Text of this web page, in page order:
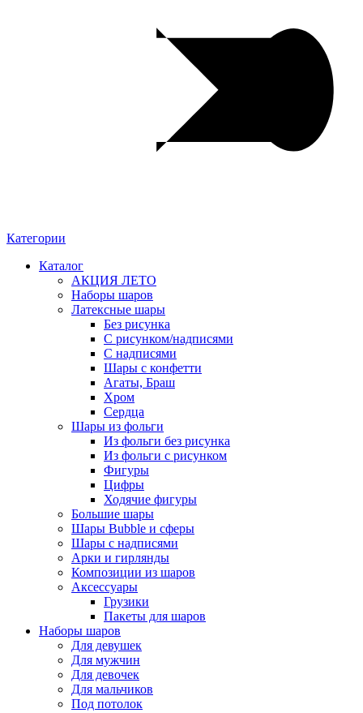
Категории
Каталог
АКЦИЯ ЛЕТО
Наборы шаров
Латексные шары
Без рисунка
С рисунком/надписями
С надписями
Шары с конфетти
Агаты, Браш
Хром
Сердца
Шары из фольги
Из фольги без рисунка
Из фольги с рисунком
Фигуры
Цифры
Ходячие фигуры
Большие шары
Шары Bubble и сферы
Шары с надписями
Арки и гирлянды
Композиции из шаров
Аксессуары
Грузики
Пакеты для шаров
Наборы шаров
Для девушек
Для мужчин
Для девочек
Для мальчиков
Под потолок